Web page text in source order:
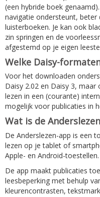
(een hybride boek
navigatie ondersteunt, beter
luisterboeken. Je kan ook
zin springen en de
afgestemd op je eigen
Welke Daisy-
Voor het downloaden
Daisy 2.02 en Daisy 3,
lezen in een (courante)
mogelijk voor publicaties in
Wat is de
De Anderslezen-app is een
lezen op je tablet of
Apple- en Android-toestellen.
De app maakt publicaties
leesbeperking met behulp
kleurencontrasten,